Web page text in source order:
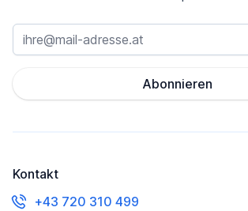
Abonnieren
Kontakt
+43 720 310 499